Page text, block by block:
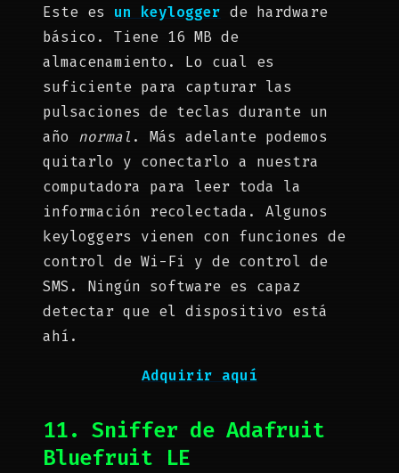
Este es un keylogger de hardware
básico. Tiene 16 MB de
almacenamiento. Lo cual es
suficiente para capturar las
pulsaciones de teclas durante un
año normal . Más adelante podemos
quitarlo y conectarlo a nuestra
computadora para leer toda la
información recolectada. Algunos
keyloggers vienen con funciones de
control de Wi-Fi y de control de
SMS. Ningún software es capaz
detectar que el dispositivo está
ahí.
Adquirir aquí
11. Sniffer de Adafruit
Bluefruit LE